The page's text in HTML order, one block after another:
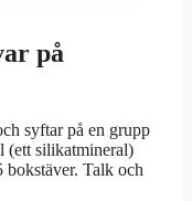
på
syftar på en grupp
(ett silikatmineral)
bokstäver. Talk och